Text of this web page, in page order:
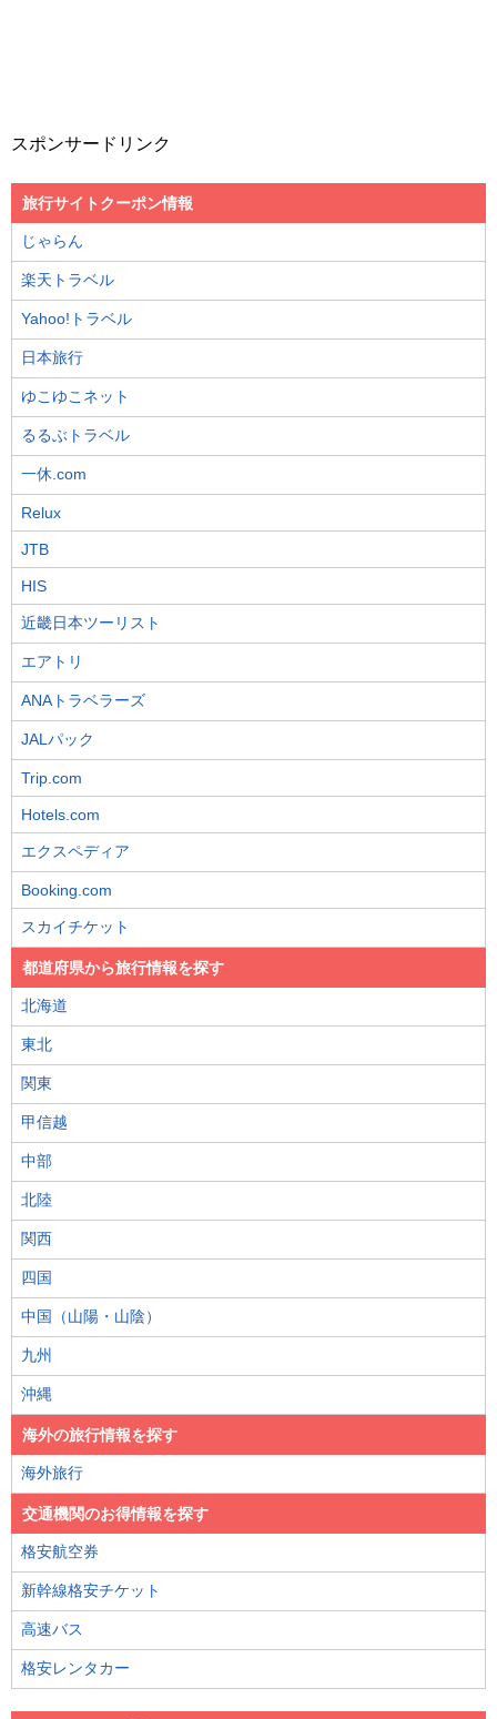
スポンサードリンク
旅行サイトクーポン情報
じゃらん
楽天トラベル
Yahoo!トラベル
日本旅行
ゆこゆこネット
るるぶトラベル
一休.com
Relux
JTB
HIS
近畿日本ツーリスト
エアトリ
ANAトラベラーズ
JALパック
Trip.com
Hotels.com
エクスペディア
Booking.com
スカイチケット
都道府県から旅行情報を探す
北海道
東北
関東
甲信越
中部
北陸
関西
四国
中国（山陽・山陰）
九州
沖縄
海外の旅行情報を探す
海外旅行
交通機関のお得情報を探す
格安航空券
新幹線格安チケット
高速バス
格安レンタカー